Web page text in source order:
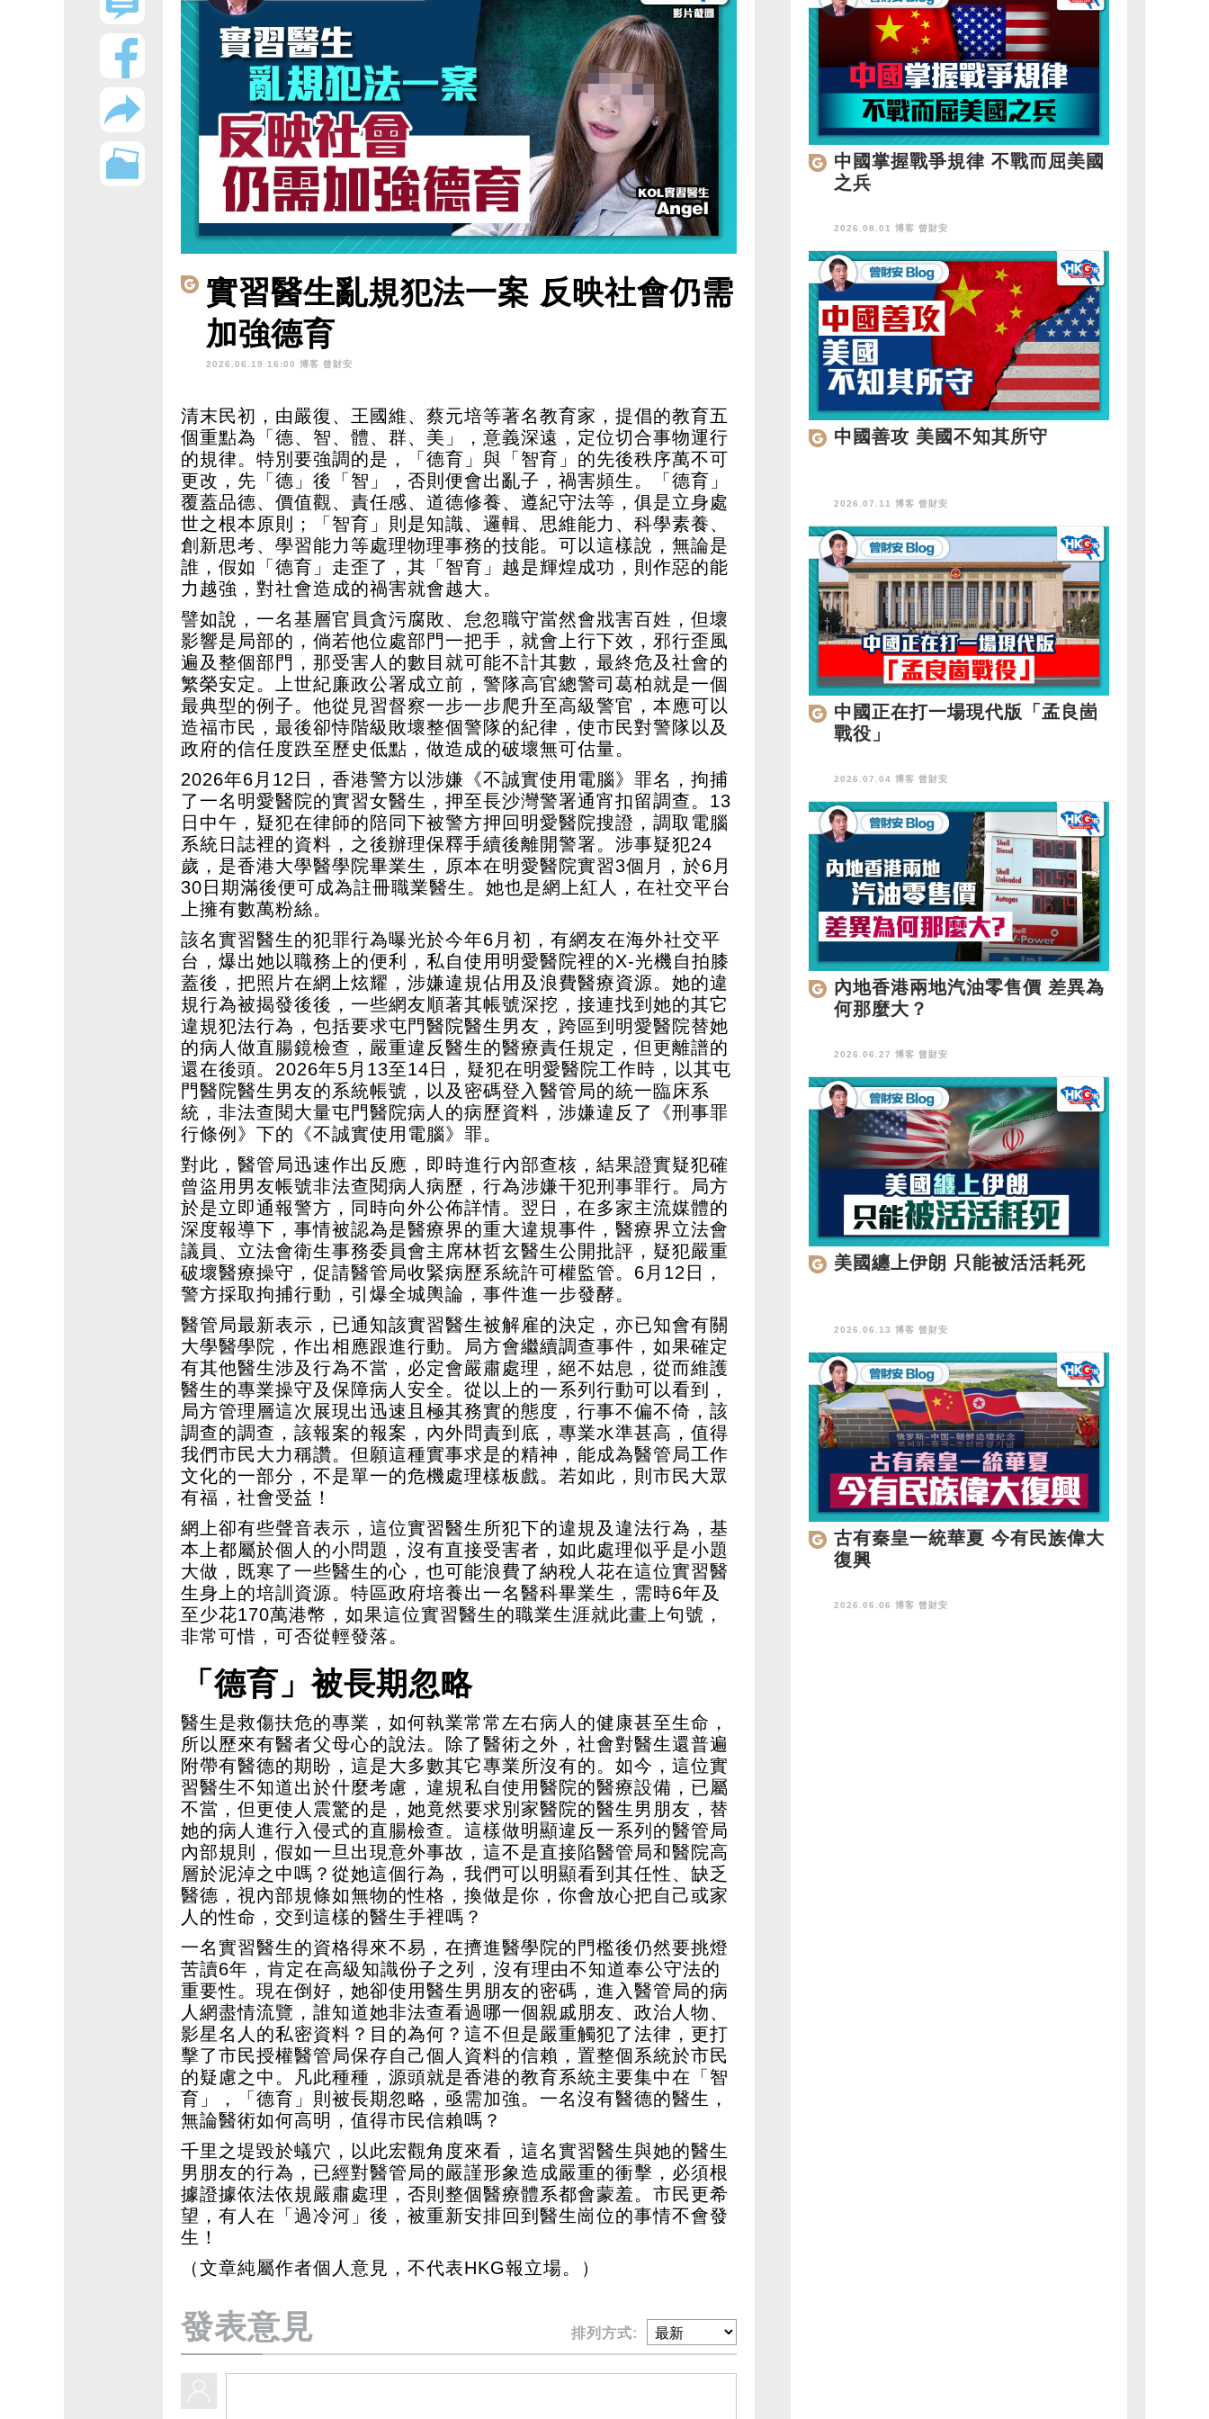
實習醫生亂規犯法一案 反映社會仍需
加強德育
2026.06.19 16:00 博客 曾財安
清末民初，由嚴復、王國維、蔡元培等著名教育家，提倡的教育五
個重點為「德、智、體、群、美」，意義深遠，定位切合事物運行
的規律。特別要強調的是，「德育」與「智育」的先後秩序萬不可
更改，先「德」後「智」，否則便會出亂子，禍害頻生。「德育」
覆蓋品德、價值觀、責任感、道德修養、遵紀守法等，俱是立身處
世之根本原則；「智育」則是知識、邏輯、思維能力、科學素養、
創新思考、學習能力等處理物理事務的技能。可以這樣說，無論是
誰，假如「德育」走歪了，其「智育」越是輝煌成功，則作惡的能
力越強，對社會造成的禍害就會越大。
譬如說，一名基層官員貪污腐敗、怠忽職守當然會戕害百姓，但壞
影響是局部的，倘若他位處部門一把手，就會上行下效，邪行歪風
遍及整個部門，那受害人的數目就可能不計其數，最終危及社會的
繁榮安定。上世紀廉政公署成立前，警隊高官總警司葛柏就是一個
最典型的例子。他從見習督察一步一步爬升至高級警官，本應可以
造福市民，最後卻恃階級敗壞整個警隊的紀律，使市民對警隊以及
政府的信任度跌至歷史低點，做造成的破壞無可估量。
2026年6月12日，香港警方以涉嫌《不誠實使用電腦》罪名，拘捕
了一名明愛醫院的實習女醫生，押至長沙灣警署通宵扣留調查。13
日中午，疑犯在律師的陪同下被警方押回明愛醫院搜證，調取電腦
系統日誌裡的資料，之後辦理保釋手續後離開警署。涉事疑犯24
歲，是香港大學醫學院畢業生，原本在明愛醫院實習3個月，於6月
30日期滿後便可成為註冊職業醫生。她也是網上紅人，在社交平台
上擁有數萬粉絲。
該名實習醫生的犯罪行為曝光於今年6月初，有網友在海外社交平
台，爆出她以職務上的便利，私自使用明愛醫院裡的X-光機自拍膝
蓋後，把照片在網上炫耀，涉嫌違規佔用及浪費醫療資源。她的違
規行為被揭發後後，一些網友順著其帳號深挖，接連找到她的其它
違規犯法行為，包括要求屯門醫院醫生男友，跨區到明愛醫院替她
的病人做直腸鏡檢查，嚴重違反醫生的醫療責任規定，但更離譜的
還在後頭。2026年5月13至14日，疑犯在明愛醫院工作時，以其屯
門醫院醫生男友的系統帳號，以及密碼登入醫管局的統一臨床系
統，非法查閱大量屯門醫院病人的病歷資料，涉嫌違反了《刑事罪
行條例》下的《不誠實使用電腦》罪。
對此，醫管局迅速作出反應，即時進行內部查核，結果證實疑犯確
曾盜用男友帳號非法查閱病人病歷，行為涉嫌干犯刑事罪行。局方
於是立即通報警方，同時向外公佈詳情。翌日，在多家主流媒體的
深度報導下，事情被認為是醫療界的重大違規事件，醫療界立法會
議員、立法會衛生事務委員會主席林哲玄醫生公開批評，疑犯嚴重
破壞醫療操守，促請醫管局收緊病歷系統許可權監管。6月12日，
警方採取拘捕行動，引爆全城輿論，事件進一步發酵。
醫管局最新表示，已通知該實習醫生被解雇的決定，亦已知會有關
大學醫學院，作出相應跟進行動。局方會繼續調查事件，如果確定
有其他醫生涉及行為不當，必定會嚴肅處理，絕不姑息，從而維護
醫生的專業操守及保障病人安全。從以上的一系列行動可以看到，
局方管理層這次展現出迅速且極其務實的態度，行事不偏不倚，該
調查的調查，該報案的報案，內外問責到底，專業水準甚高，值得
我們市民大力稱讚。但願這種實事求是的精神，能成為醫管局工作
文化的一部分，不是單一的危機處理樣板戲。若如此，則市民大眾
有福，社會受益！
網上卻有些聲音表示，這位實習醫生所犯下的違規及違法行為，基
本上都屬於個人的小問題，沒有直接受害者，如此處理似乎是小題
大做，既寒了一些醫生的心，也可能浪費了納稅人花在這位實習醫
生身上的培訓資源。特區政府培養出一名醫科畢業生，需時6年及
至少花170萬港幣，如果這位實習醫生的職業生涯就此畫上句號，
非常可惜，可否從輕發落。
「德育」被長期忽略
醫生是救傷扶危的專業，如何執業常常左右病人的健康甚至生命，
所以歷來有醫者父母心的說法。除了醫術之外，社會對醫生還普遍
附帶有醫德的期盼，這是大多數其它專業所沒有的。如今，這位實
習醫生不知道出於什麼考慮，違規私自使用醫院的醫療設備，已屬
不當，但更使人震驚的是，她竟然要求別家醫院的醫生男朋友，替
她的病人進行入侵式的直腸檢查。這樣做明顯違反一系列的醫管局
內部規則，假如一旦出現意外事故，這不是直接陷醫管局和醫院高
層於泥淖之中嗎？從她這個行為，我們可以明顯看到其任性、缺乏
醫德，視內部規條如無物的性格，換做是你，你會放心把自己或家
人的性命，交到這樣的醫生手裡嗎？
一名實習醫生的資格得來不易，在擠進醫學院的門檻後仍然要挑燈
苦讀6年，肯定在高級知識份子之列，沒有理由不知道奉公守法的
重要性。現在倒好，她卻使用醫生男朋友的密碼，進入醫管局的病
人網盡情流覽，誰知道她非法查看過哪一個親戚朋友、政治人物、
影星名人的私密資料？目的為何？這不但是嚴重觸犯了法律，更打
擊了市民授權醫管局保存自己個人資料的信賴，置整個系統於市民
的疑慮之中。凡此種種，源頭就是香港的教育系統主要集中在「智
育」，「德育」則被長期忽略，亟需加強。一名沒有醫德的醫生，
無論醫術如何高明，值得市民信賴嗎？
千里之堤毀於蟻穴，以此宏觀角度來看，這名實習醫生與她的醫生
男朋友的行為，已經對醫管局的嚴謹形象造成嚴重的衝擊，必須根
據證據依法依規嚴肅處理，否則整個醫療體系都會蒙羞。市民更希
望，有人在「過冷河」後，被重新安排回到醫生崗位的事情不會發
生！
（文章純屬作者個人意見，不代表HKG報立場。）
發表意見 排列方式:
中國掌握戰爭規律 不戰而屈美國
之兵
2026.08.01 博客 曾財安
中國善攻 美國不知其所守
2026.07.11 博客 曾財安
中國正在打一場現代版「孟良崮
戰役」
2026.07.04 博客 曾財安
內地香港兩地汽油零售價 差異為
何那麼大？
2026.06.27 博客 曾財安
美國纏上伊朗 只能被活活耗死
2026.06.13 博客 曾財安
古有秦皇一統華夏 今有民族偉大
復興
2026.06.06 博客 曾財安